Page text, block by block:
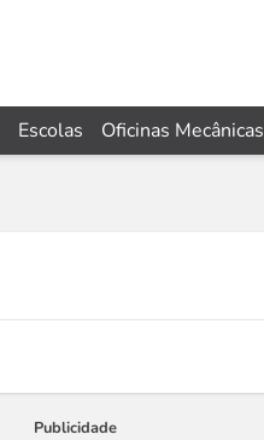
Escolas Oficinas Mecânicas
Publicidade